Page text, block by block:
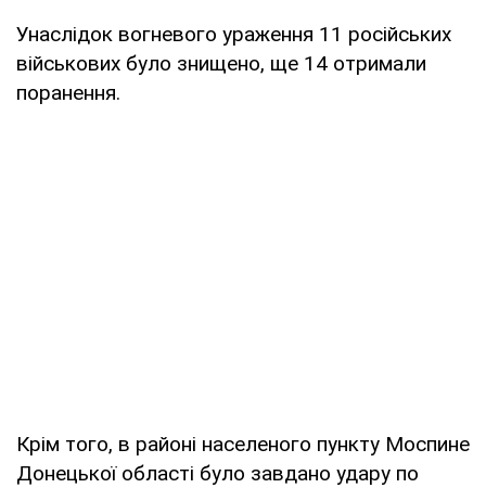
Унаслідок вогневого ураження 11 російських
військових було знищено, ще 14 отримали
поранення.
Крім того, в районі населеного пункту Моспине
Донецької області було завдано удару по